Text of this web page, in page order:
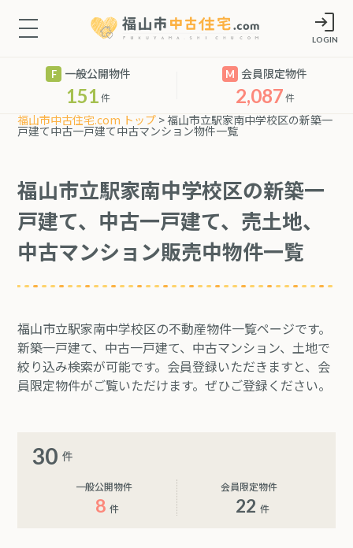
LOGIN
一般公開物件
151件
会員限定物件
2,087件
福山市中古住宅.com トップ > 福山市立駅家南中学校区の新築一
戸建て中古一戸建て中古マンション物件一覧
福山市立駅家南中学校区の新築一
戸建て、中古一戸建て、売土地、
中古マンション販売中物件一覧
福山市立駅家南中学校区の不動産物件一覧ページです。
新築一戸建て、中古一戸建て、中古マンション、土地で
絞り込み検索が可能です。会員登録いただきますと、会
員限定物件がご覧いただけます。ぜひご登録ください。
30 件
一般公開物件
8 件
会員限定物件
22 件